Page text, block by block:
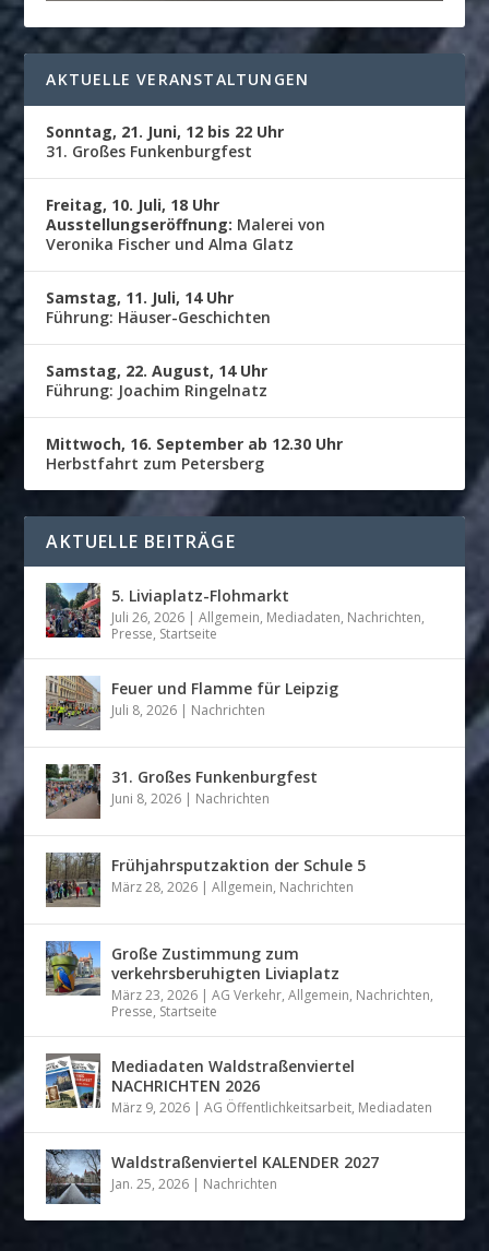
AKTUELLE VERANSTALTUNGEN
Sonntag, 21. Juni, 12 bis 22 Uhr
31. Großes Funkenburgfest
Freitag, 10. Juli, 18 Uhr
Ausstellungseröffnung: Malerei von
Veronika Fischer und Alma Glatz
Samstag, 11. Juli, 14 Uhr
Führung: Häuser-Geschichten
Samstag, 22. August, 14 Uhr
Führung: Joachim Ringelnatz
Mittwoch, 16. September ab 12.30 Uhr
Herbstfahrt zum Petersberg
AKTUELLE BEITRÄGE
5. Liviaplatz-Flohmarkt
Juli 26, 2026 |Allgemein, Mediadaten, Nachrichten,
Presse, Startseite
Feuer und Flamme für Leipzig
Juli 8, 2026 | Nachrichten
31. Großes Funkenburgfest
Juni 8, 2026 | Nachrichten
Frühjahrsputzaktion der Schule 5
März 28, 2026 |Allgemein, Nachrichten
Große Zustimmung zum
verkehrsberuhigten Liviaplatz
März 23, 2026 |AG Verkehr,Allgemein, Nachrichten,
Presse, Startseite
Mediadaten Waldstraßenviertel
NACHRICHTEN 2026
März 9, 2026 |AG Öffentlichkeitsarbeit, Mediadaten
Waldstraßenviertel KALENDER 2027
Jan. 25, 2026 | Nachrichten